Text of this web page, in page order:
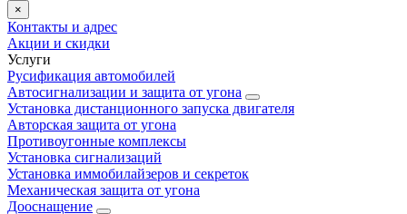
×
Контакты и адрес
Акции и скидки
Услуги
Русификация автомобилей
Автосигнализации и защита от угона
Установка дистанционного запуска двигателя
Авторская защита от угона
Противоугонные комплексы
Установка сигнализаций
Установка иммобилайзеров и секреток
Механическая защита от угона
Дооснащение